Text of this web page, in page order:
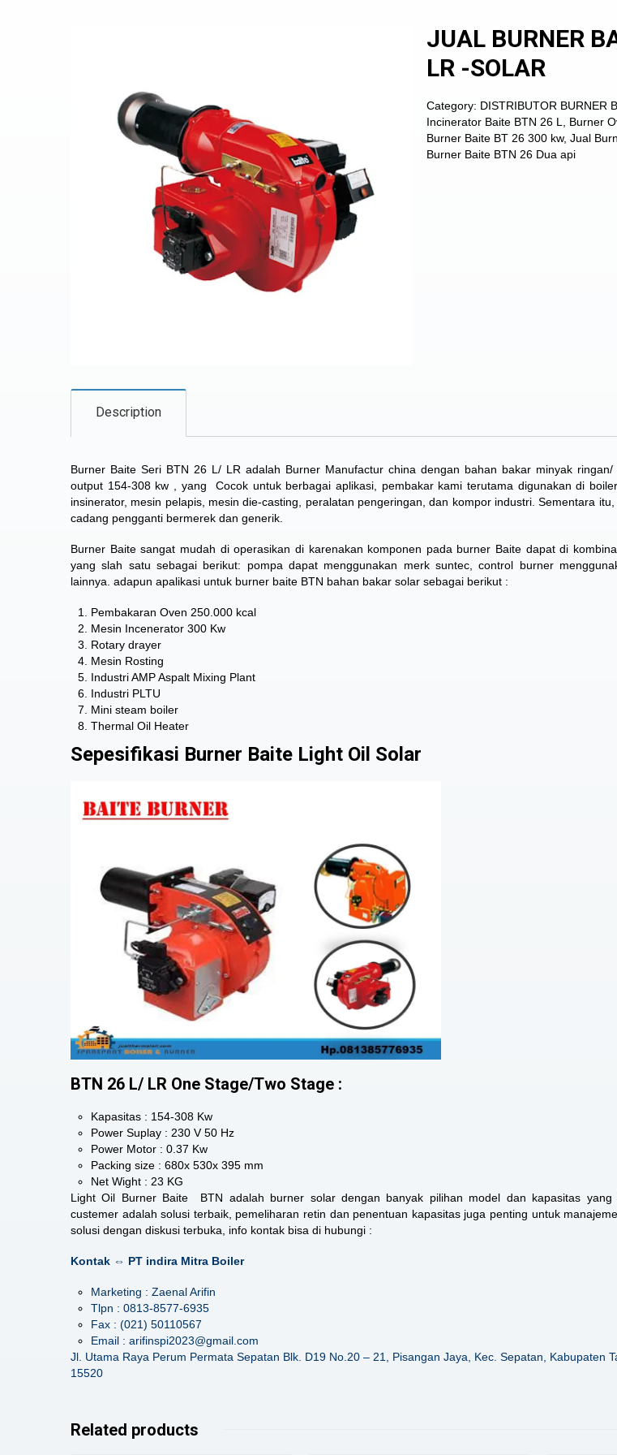
JUAL BURNER
LR -SOLAR
Category: DISTRIBUTOR BURNER
Incinerator Baite BTN 26 L
Burner
Burner Baite BT 26 300 kw,Jual
Burner Baite BTN 26 Dua api
Description
Burner Baite Seri BTN 26 L/ LR adalah Burner Manufactur china dengan bahan bakar minyak
output 154-308 kw , yang
Cocok untuk berbagai aplikasi, pembakar kami terutama digunakan di
insinerator, mesin pelapis, mesin die-casting, peralatan pengeringan, dan kompor industri. Sementara
cadang pengganti bermerek dan generik.
Burner Baite sangat mudah di operasikan di karenakan komponen pada burner Baite dapat di
yang slah satu sebagai berikut: pompa dapat menggunakan merk suntec, control burner
lainnya. adapun apalikasi untuk burner baite BTN bahan bakar solar sebagai berikut :
Pembakaran Oven 250.000 kcal
Mesin Incenerator 300 Kw
Rotary drayer
Mesin Rosting
Industri AMP Aspalt Mixing Plant
Industri PLTU
Mini steam boiler
Thermal Oil Heater
Sepesifikasi Burner Baite Light Oil Solar
BTN 26 L/ LR One Stage/Two Stage :
Kapasitas : 154-308 Kw
Power Suplay : 230 V 50 Hz
Power Motor : 0.37 Kw
Packing size : 680x 530x 395 mm
Net Wight : 23 KG
Light Oil Burner Baite BTN adalah burner solar dengan banyak pilihan model dan kapasitas yang
custemer adalah solusi terbaik, pemeliharan retin dan penentuan kapasitas juga penting untuk
solusi dengan diskusi terbuka, info kontak bisa di hubungi :
Kontak ⇔ PT indira Mitra Boiler
Marketing : Zaenal Arifin
Tlpn : 0813-8577-6935
Fax : (021) 50110567
Email : arifinspi2023@gmail.com
Jl. Utama Raya Perum Permata Sepatan Blk. D19 No.20 – 21, Pisangan Jaya, Kec. Sepatan, Kabupaten
15520
Related products